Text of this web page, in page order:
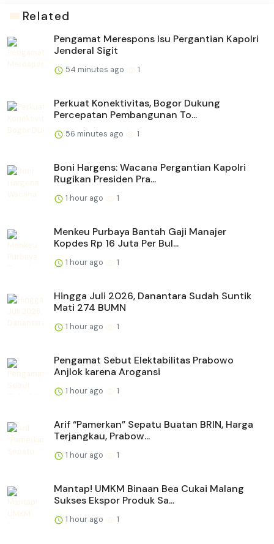
Related
Pengamat Merespons Isu Pergantian Kapolri
Jenderal Sigit
54 minutes ago 1
Perkuat Konektivitas, Bogor Dukung
Percepatan Pembangunan To...
56 minutes ago 1
Boni Hargens: Wacana Pergantian Kapolri
Rugikan Presiden Pra...
1 hour ago 1
Menkeu Purbaya Bantah Gaji Manajer
Kopdes Rp 16 Juta Per Bul...
1 hour ago 1
Hingga Juli 2026, Danantara Sudah Suntik
Mati 274 BUMN
1 hour ago 1
Pengamat Sebut Elektabilitas Prabowo
Anjlok karena Arogansi
1 hour ago 1
Arif “Pamerkan” Sepatu Buatan BRIN, Harga
Terjangkau, Prabow...
1 hour ago 1
Mantap! UMKM Binaan Bea Cukai Malang
Sukses Ekspor Produk Sa...
1 hour ago 1